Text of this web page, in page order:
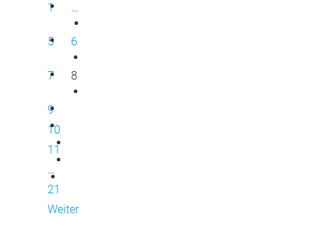
1 …
5 6
7 8
9
10
11
…
21
Weiter